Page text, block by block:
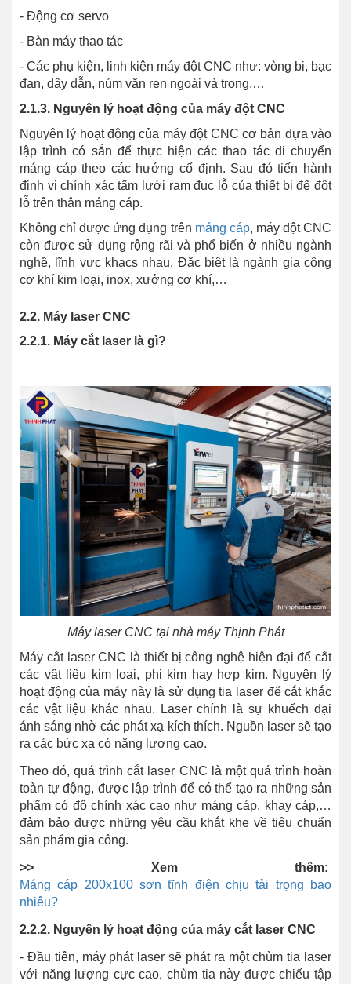
- Động cơ servo
- Bàn máy thao tác
- Các phụ kiện, linh kiện máy đột CNC như: vòng bi, bạc
đạn, dây dẫn, núm vặn ren ngoài và trong,…
2.1.3. Nguyên lý hoạt động của máy đột CNC
Nguyên lý hoạt động của máy đột CNC cơ bản dựa vào
lập trình có sẵn để thực hiện các thao tác di chuyển
máng cáp theo các hướng cố định. Sau đó tiến hành
định vị chính xác tấm lưới ram đục lỗ của thiết bị để đột
lỗ trên thân máng cáp.
Không chỉ được ứng dụng trên máng cáp, máy đột CNC
còn được sử dụng rộng rãi và phổ biến ở nhiều ngành
nghề, lĩnh vực khacs nhau. Đặc biệt là ngành gia công
cơ khí kim loại, inox, xưởng cơ khí,…
2.2. Máy laser CNC
2.2.1. Máy cắt laser là gì?
Máy laser CNC tại nhà máy Thịnh Phát
Máy cắt laser CNC là thiết bị công nghệ hiện đại để cắt
các vật liệu kim loại, phi kim hay hợp kim. Nguyên lý
hoạt động của máy này là sử dụng tia laser để cắt khắc
các vật liệu khác nhau. Laser chính là sự khuếch đại
ánh sáng nhờ các phát xạ kích thích. Nguồn laser sẽ tạo
ra các bức xạ có năng lượng cao.
Theo đó, quá trình cắt laser CNC là một quá trình hoàn
toàn tự động, được lập trình để có thể tạo ra những sản
phẩm có độ chính xác cao như máng cáp, khay cáp,…
đảm bảo được những yêu cầu khắt khe về tiêu chuẩn
sản phẩm gia công.
>> Xem thêm:
Máng cáp 200x100 sơn tĩnh điện chịu tải trọng bao
nhiêu?
2.2.2. Nguyên lý hoạt động của máy cắt laser CNC
- Đầu tiên, máy phát laser sẽ phát ra một chùm tia laser
với năng lượng cực cao, chùm tia này được chiếu tập